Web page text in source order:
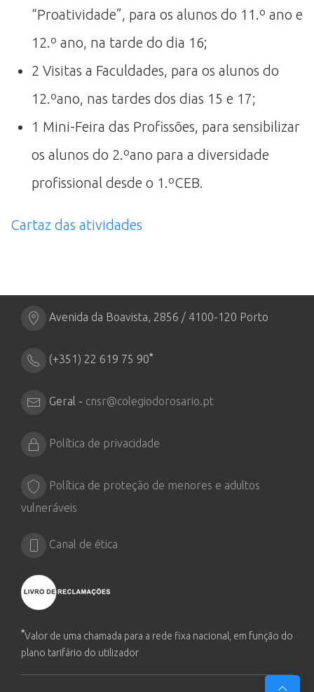
“Proatividade”, para os alunos do 11.º ano e
12.º ano, na tarde do dia 16;
2 Visitas a Faculdades, para os alunos do
12.ºano, nas tardes dos dias 15 e 17;
1 Mini-Feira das Profissões, para sensibilizar
os alunos do 2.ºano para a diversidade
profissional desde o 1.ºCEB.
Cartaz das atividades
Avenida da Boavista, 2856 / 4100-120 Porto
(+351) 22 619 75 90*
Geral - cnsr@colegiodorosario.pt
Política de privacidade
Política de proteção de menores e adultos
vulneráveis
Canal de ética
*Valor de uma chamada para a rede fixa nacional, em função do
plano tarifário do utilizador